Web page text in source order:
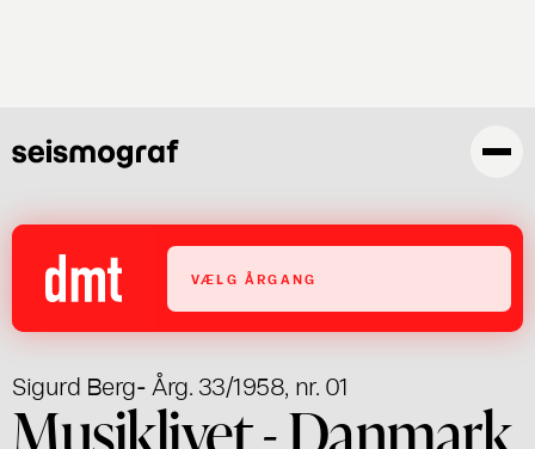
VÆLG ÅRGANG
Sigurd Berg- Årg. 33/1958, nr. 01
Musiklivet - Danmark